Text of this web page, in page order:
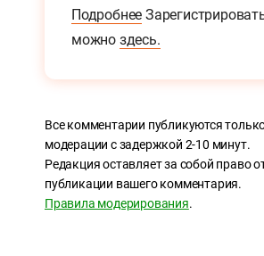
Подробнее
можно здесь.
Все комментарии публикуются
модерации с задержкой 2-10 минут.
Редакция оставляет за собой право
публикации вашего комментария.
Правила модерирования.